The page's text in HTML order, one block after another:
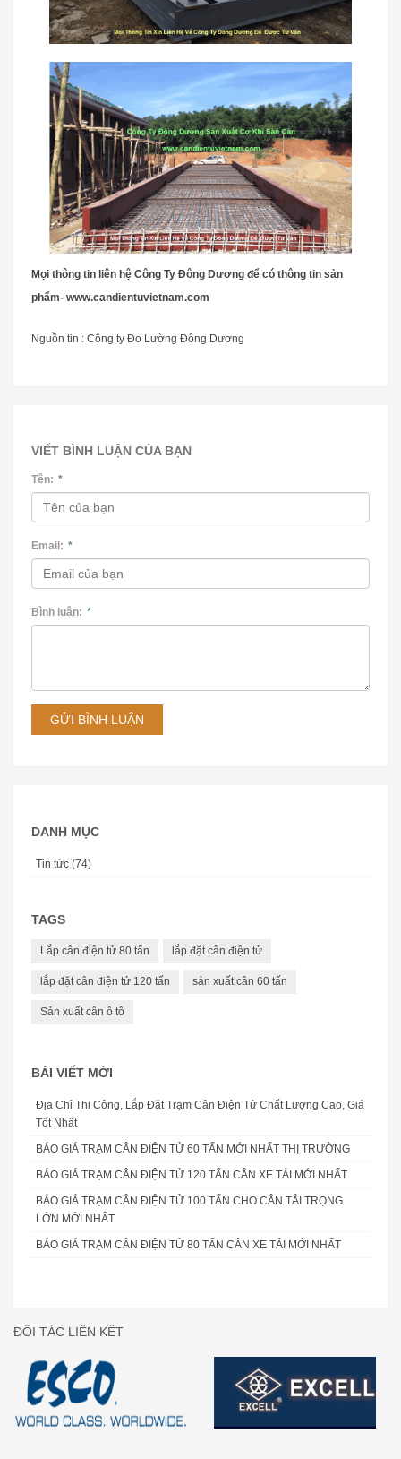
Mọi thông tin liên hệ Công Ty Đông Dương để có thông tin sản
phẩm- www.candientuvietnam.com
Nguồn tin : Công ty Đo Lường Đông Dương
VIẾT BÌNH LUẬN CỦA BẠN
Tên: *
Email: *
Bình luận: *
GỬI BÌNH LUẬN
DANH MỤC
Tin tức (74)
TAGS
Lắp cân điện tử 80 tấn lắp đặt cân điện tử
lắp đặt cân điện tử 120 tấn sản xuất cân 60 tấn
Sản xuất cân ô tô
BÀI VIẾT MỚI
Địa Chỉ Thi Công, Lắp Đặt Trạm Cân Điện Tử Chất Lượng Cao, Giá
Tốt Nhất
BÁO GIÁ TRẠM CÂN ĐIỆN TỬ 60 TẤN MỚI NHẤT THỊ TRƯỜNG
BÁO GIÁ TRẠM CÂN ĐIỆN TỬ 120 TẤN CÂN XE TẢI MỚI NHẤT
BÁO GIÁ TRẠM CÂN ĐIỆN TỬ 100 TẤN CHO CÂN TẢI TRỌNG
LỚN MỚI NHẤT
BÁO GIÁ TRẠM CÂN ĐIỆN TỬ 80 TẤN CÂN XE TẢI MỚI NHẤT
ĐỐI TÁC LIÊN KẾT